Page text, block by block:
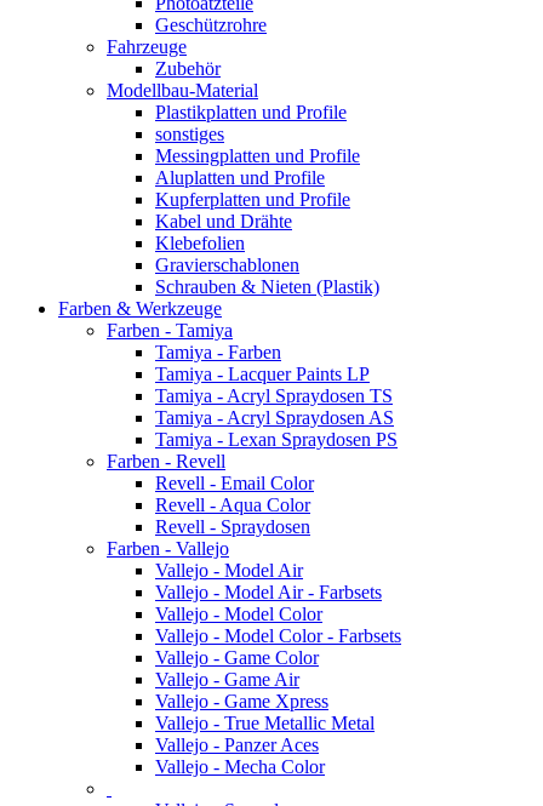
Geschützrohre
Fahrzeuge
Zubehör
Modellbau-Material
Plastikplatten und Profile
sonstiges
Messingplatten und Profile
Aluplatten und Profile
Kupferplatten und Profile
Kabel und Drähte
Klebefolien
Gravierschablonen
Schrauben & Nieten (Plastik)
Farben & Werkzeuge
Farben - Tamiya
Tamiya - Farben
Tamiya - Lacquer Paints LP
Tamiya - Acryl Spraydosen TS
Tamiya - Acryl Spraydosen AS
Tamiya - Lexan Spraydosen PS
Farben - Revell
Revell - Email Color
Revell - Aqua Color
Revell - Spraydosen
Farben - Vallejo
Vallejo - Model Air
Vallejo - Model Air - Farbsets
Vallejo - Model Color
Vallejo - Model Color - Farbsets
Vallejo - Game Color
Vallejo - Game Air
Vallejo - Game Xpress
Vallejo - True Metallic Metal
Vallejo - Panzer Aces
Vallejo - Mecha Color